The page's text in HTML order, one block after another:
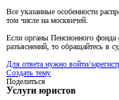
Все указанные особенности
том числе на москвичей.
Если органы Пенсионного фонда
разъяснений, то обращайтесь в
Для ответа нужно войти/
Создать тему
Поделиться
Услуги юристов